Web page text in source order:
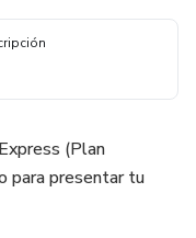
(Plan
para presentar tu